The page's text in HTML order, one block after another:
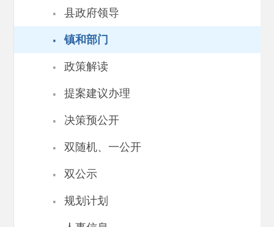
· 县政府领导
· 镇和部门
· 政策解读
· 提案建议办理
· 决策预公开
· 双随机、一公开
· 双公示
· 规划计划